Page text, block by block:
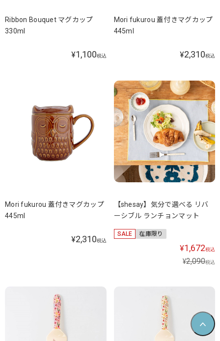
Ribbon Bouquet マグカップ
330ml
¥1,100税込
Mori fukurou 蓋付きマグカップ
445ml
¥2,310税込
Mori fukurou 蓋付きマグカップ
445ml
¥2,310税込
【shesay】気分で選べる リバ
ーシブル ランチョンマット
SALE 在庫限り
¥1,672税込
¥2,090税込